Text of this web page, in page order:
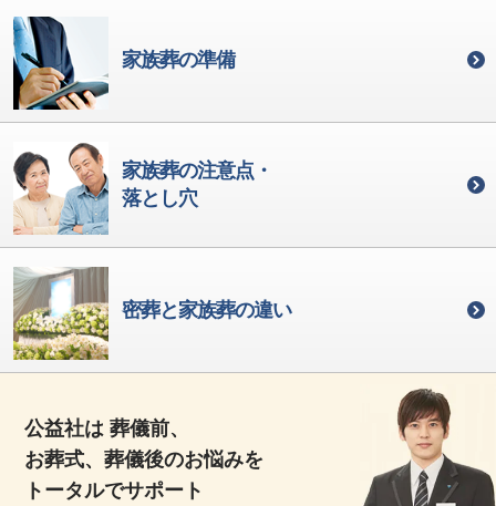
家族葬の準備
家族葬の注意点・
落とし穴
密葬と家族葬の違い
公益社は 葬儀前、
お葬式、葬儀後のお悩みを
トータルでサポート